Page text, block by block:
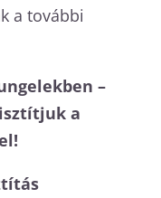
a további
–
a